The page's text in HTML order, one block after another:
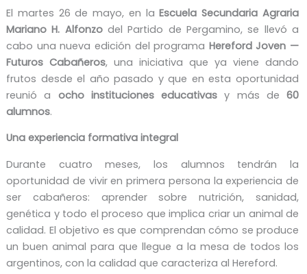
El martes 26 de mayo, en laEscuela Secundaria Agraria
Mariano H. Alfonzodel Partido de Pergamino, se llevó a
cabo una nueva edición del programa Hereford Joven —
Futuros Cabañeros, una iniciativa que ya viene dando
frutos desde el año pasado y que en esta oportunidad
reunió a ocho instituciones educativas y más de 60
alumnos.
Una experiencia formativa integral
Durante cuatro meses, los alumnos tendrán la
oportunidad de vivir en primera persona la experiencia de
ser cabañeros: aprender sobre nutrición, sanidad,
genética y todo el proceso que implica criar un animal de
calidad. El objetivo es que comprendan cómo se produce
un buen animal para que llegue a la mesa de todos los
argentinos, con la calidad que caracteriza al Hereford.